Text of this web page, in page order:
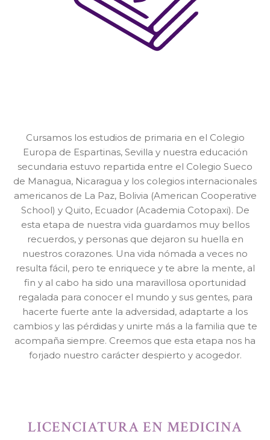
Cursamos los estudios de primaria en el Colegio
Europa de Espartinas, Sevilla y nuestra educación
secundaria estuvo repartida entre el Colegio Sueco
de Managua, Nicaragua y los colegios internacionales
americanos de La Paz, Bolivia (American Cooperative
School) y Quito, Ecuador (Academia Cotopaxi). De
esta etapa de nuestra vida guardamos muy bellos
recuerdos, y personas que dejaron su huella en
nuestros corazones. Una vida nómada a veces no
resulta fácil, pero te enriquece y te abre la mente, al
fin y al cabo ha sido una maravillosa oportunidad
regalada para conocer el mundo y sus gentes, para
hacerte fuerte ante la adversidad, adaptarte a los
cambios y las pérdidas y unirte más a la familia que te
acompaña siempre. Creemos que esta etapa nos ha
forjado nuestro carácter despierto y acogedor.
LICENCIATURA EN MEDICINA